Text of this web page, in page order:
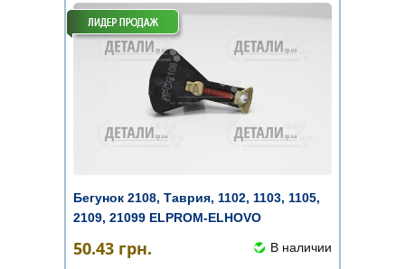
Бегунок 2108, Таврия, 1102, 1103, 1105,
2109, 21099 ELPROM-ELHOVO
50.43 грн. В наличии